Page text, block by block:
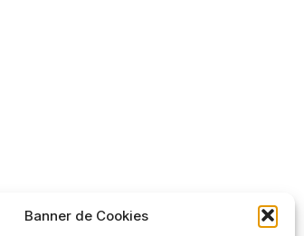
Banner de Cookies